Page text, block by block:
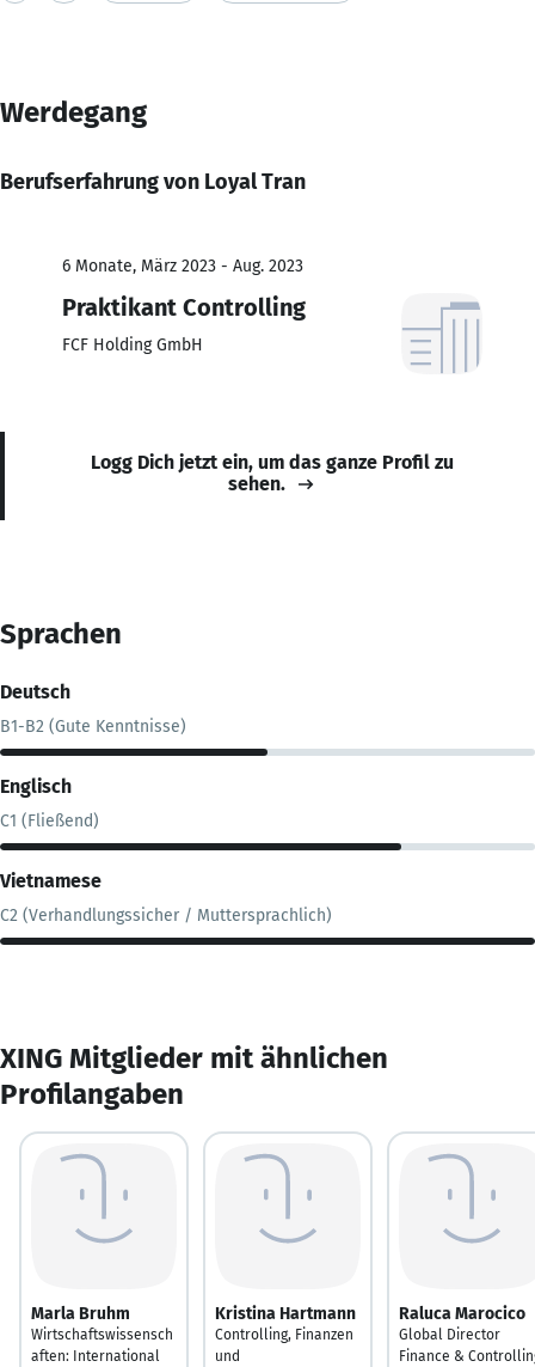
Werdegang
Berufserfahrung von Loyal Tran
6 Monate, März 2023 - Aug. 2023
Praktikant Controlling
FCF Holding GmbH
Logg Dich jetzt ein, um das ganze Profil zu
sehen.
Sprachen
Deutsch
B1-B2 (Gute Kenntnisse)
Englisch
C1 (Fließend)
Vietnamese
C2 (Verhandlungssicher / Muttersprachlich)
XING Mitglieder mit ähnlichen
Profilangaben
Marla Bruhm
Wirtschaftswissensch
aften: International
Kristina Hartmann
Controlling, Finanzen
und
Raluca Marocico
Global Director
Finance &